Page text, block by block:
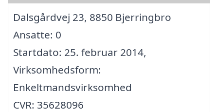
Dalsgårdvej 23, 8850 Bjerringbro
Ansatte: 0
Startdato: 25. februar 2014,
Virksomhedsform:
Enkeltmandsvirksomhed
CVR: 35628096